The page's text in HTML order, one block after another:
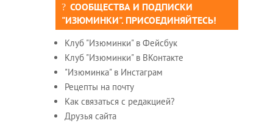
СООБЩЕСТВА И ПОДПИСКИ
"ИЗЮМИНКИ". ПРИСОЕДИНЯЙТЕСЬ!
Клуб "Изюминки" в Фейсбук
Клуб "Изюминки" в ВКонтакте
"Изюминка" в Инстаграм
Рецепты на почту
Как связаться с редакцией?
Друзья сайта